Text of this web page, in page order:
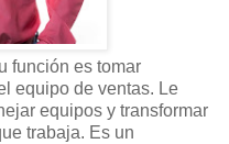
función es tomar
equipo de ventas. Le
equipos y transformar
trabaja. Es un